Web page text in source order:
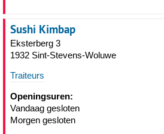
Sushi Kimbap
Eksterberg 3
1932 Sint-Stevens-Woluwe
Traiteurs
Openingsuren:
Vandaag gesloten
Morgen gesloten